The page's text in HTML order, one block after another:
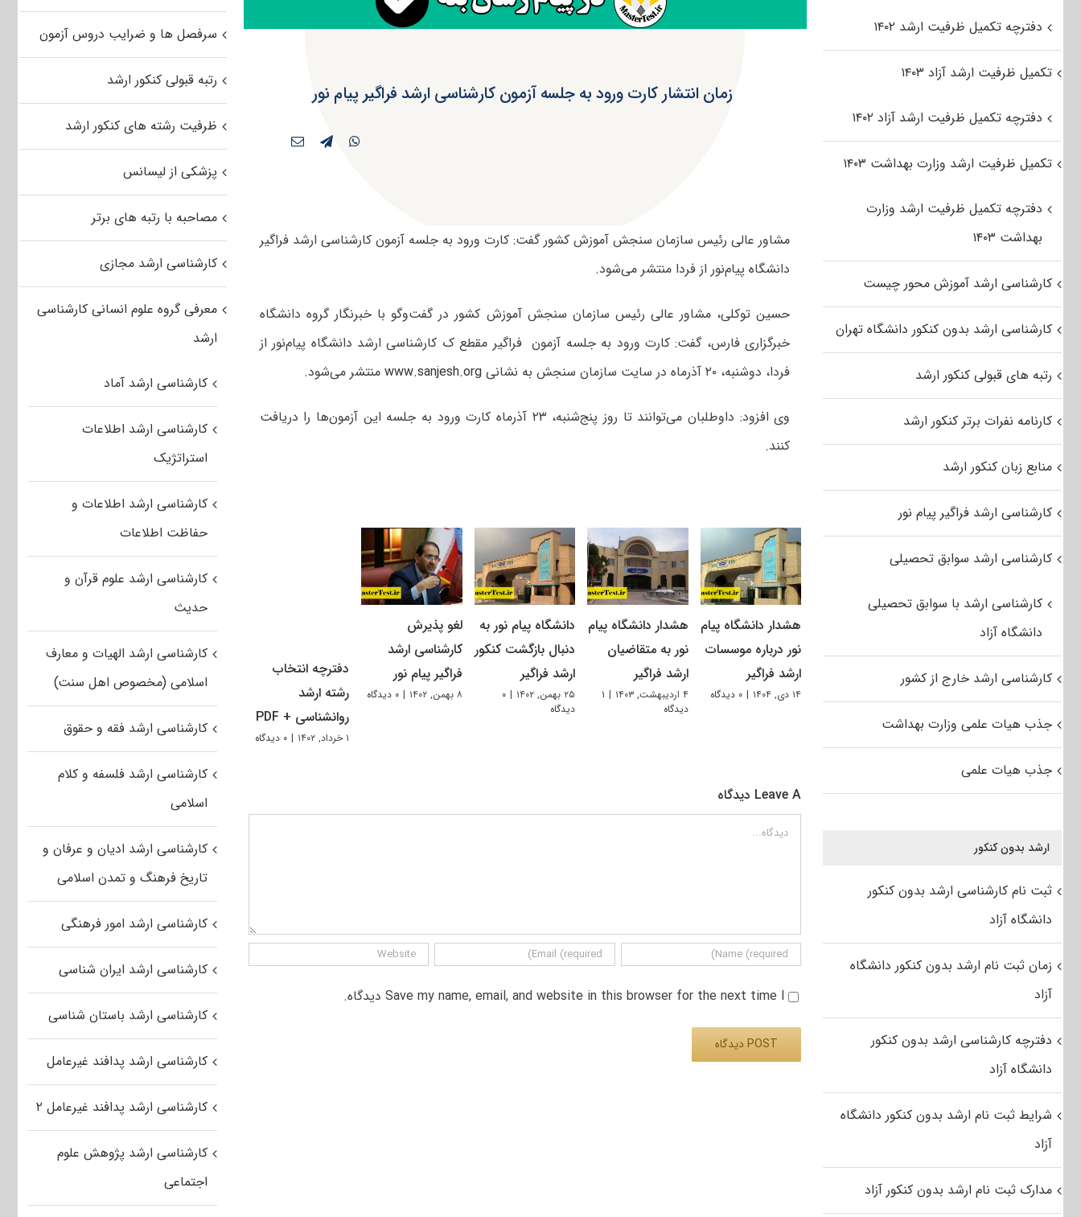
زمان انتشار کارت ورود به جلسه آزمون کارشناسی ارشد فراگیر پیام نور
مشاور عالی رئیس سازمان سنجش آموزش کشور گفت: کارت ورود به جلسه آزمون‌ کارشناسی ارشد فراگیر
دانشگاه پیام‌نور از فردا منتشر می‌شود.
حسین توکلی، مشاور عالی رئیس سازمان سنجش آموزش کشور در گفت‌وگو با خبرنگار گروه دانشگاه
خبرگزاری فارس، گفت: کارت ورود به جلسه آزمون‌ فراگیر مقطع ک کارشناسی ارشد دانشگاه پیام‌نور از
فردا، دوشنبه، ۲۰ آذرماه در سایت سازمان سنجش به نشانی
www.sanjesh.orgمنتشر می‌شود.
وی افزود: داوطلبان می‌توانند تا روز پنج‌شنبه، ۲۳ آذرماه کارت ورود به جلسه این آزمون‌ها را دریافت
کنند.
هشدار دانشگاه پیام
نور درباره موسسات
ارشد فراگیر
۱۴ دی, ۱۴۰۴ | ۰ دیدگاه
هشدار دانشگاه پیام
نور به متقاضیان
ارشد فراگیر
۴ اردیبهشت, ۱۴۰۳ | ۱
دیدگاه
دانشگاه پیام نور به
دنبال بازگشت کنکور
ارشد فراگیر
۲۵ بهمن, ۱۴۰۲ | ۰
دیدگاه
لغو پذیرش
کارشناسی ارشد
فراگیر پیام نور
۸ بهمن, ۱۴۰۲ | ۰ دیدگاه
دفترچه انتخاب
رشته ارشد
روانشناسی + PDF
۱ خرداد, ۱۴۰۲ | ۰ دیدگاه
Leave A دیدگاه
دیدگاه
Save my name, email, and website in this browser for the next time I دیدگاه.
سرفصل ها و ضرایب دروس آزمون
رتبه قبولی کنکور ارشد
ظرفیت رشته های کنکور ارشد
پزشکی از لیسانس
مصاحبه با رتبه های برتر
کارشناسی ارشد مجازی
معرفی گروه علوم انسانی کارشناسی
ارشد
کارشناسی ارشد آماد
کارشناسی ارشد اطلاعات
استراتژیک
کارشناسی ارشد اطلاعات و
حفاظت اطلاعات
کارشناسی ارشد علوم قرآن و
حدیث
کارشناسی ارشد الهیات و معارف
اسلامی (مخصوص اهل سنت)
کارشناسی ارشد فقه و حقوق
کارشناسی ارشد فلسفه و کلام
اسلامی
کارشناسی ارشد ادیان و عرفان و
تاریخ فرهنگ و تمدن اسلامی
کارشناسی ارشد امور فرهنگی
کارشناسی ارشد ایران شناسی
کارشناسی ارشد باستان شناسی
کارشناسی ارشد پدافند غیرعامل
کارشناسی ارشد پدافند غیرعامل ۲
کارشناسی ارشد پژوهش علوم
اجتماعی
دفترچه تکمیل ظرفیت ارشد ۱۴۰۲
تکمیل ظرفیت ارشد آزاد ۱۴۰۳
دفترچه تکمیل ظرفیت ارشد آزاد ۱۴۰۲
تکمیل ظرفیت ارشد وزارت بهداشت ۱۴۰۳
دفترچه تکمیل ظرفیت ارشد وزارت
بهداشت ۱۴۰۳
کارشناسی ارشد آموزش محور چیست
کارشناسی ارشد بدون کنکور دانشگاه تهران
رتبه های قبولی کنکور ارشد
کارنامه نفرات برتر کنکور ارشد
منابع زبان کنکور ارشد
کارشناسی ارشد فراگیر پیام نور
کارشناسی ارشد سوابق تحصیلی
کارشناسی ارشد با سوابق تحصیلی
دانشگاه آزاد
کارشناسی ارشد خارج از کشور
جذب هیات علمی وزارت بهداشت
جذب هیات علمی
ارشد بدون کنکور
ثبت نام کارشناسی ارشد بدون کنکور
دانشگاه آزاد
زمان ثبت نام ارشد بدون کنکور دانشگاه
آزاد
دفترچه کارشناسی ارشد بدون کنکور
دانشگاه آزاد
شرایط ثبت نام ارشد بدون کنکور دانشگاه
آزاد
مدارک ثبت نام ارشد بدون کنکور آزاد